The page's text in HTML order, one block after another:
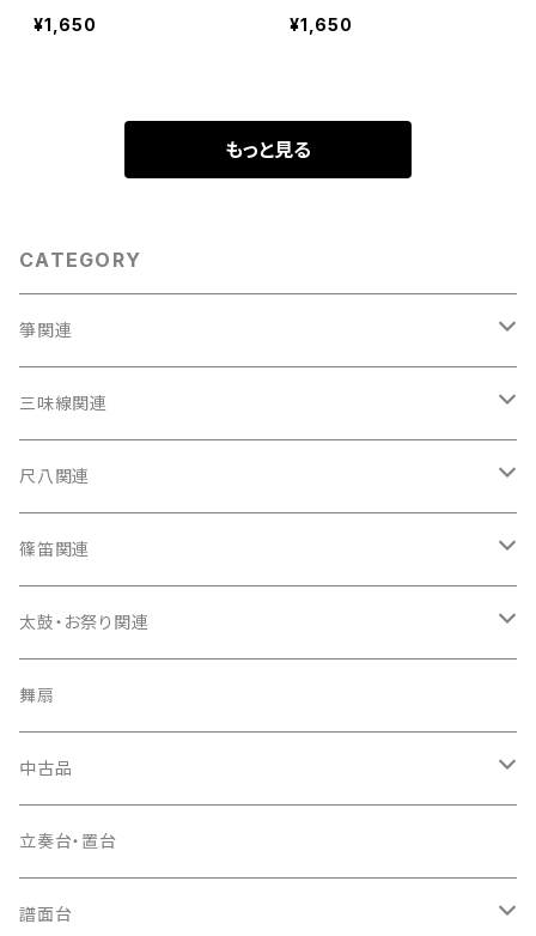
¥1,650
¥1,650
もっと見る
CATEGORY
箏関連
箏（本体）
箏カバー
箏袋
口前袋・尾布
爪・爪輪
爪入
爪駒入
猫足入
三味線関連
三味線（本体）
三味線ケース
長トランク・三ツ折トランク
ソフトケース
雨用カバー
長袋・三ツ組袋・胴袋
胴掛
根緒
糸
尺八関連
尺八（本体）
尺八袋
歌口キャップ
つゆ切り
篠笛関連
篠笛（本体）
お祭り用６穴
お祭り用７穴
篠笛袋
太鼓・お祭り関連
太鼓（本体）
太鼓撥
手拍子（チャンチャン）
当り鉦
舞扇
中古品
箏（本体）
三味線（本体）
立奏台・置台
譜面台